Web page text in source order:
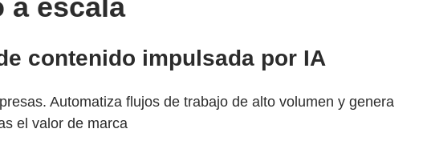
escala
contenido impulsada por IA
Automatiza flujos de trabajo de alto volumen y genera
el valor de marca